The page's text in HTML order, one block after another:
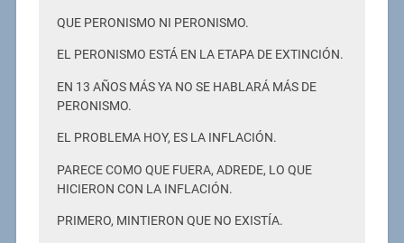
QUE PERONISMO NI PERONISMO.
EL PERONISMO ESTÁ EN LA ETAPA DE EXTINCIÓN.
EN 13 AÑOS MÁS YA NO SE HABLARÁ MÁS DE
PERONISMO.
EL PROBLEMA HOY, ES LA INFLACIÓN.
PARECE COMO QUE FUERA, ADREDE, LO QUE
HICIERON CON LA INFLACIÓN.
PRIMERO, MINTIERON QUE NO EXISTÍA.